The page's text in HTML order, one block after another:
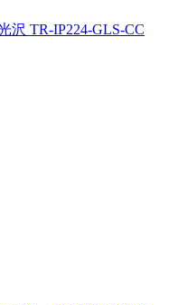
沢 TR-IP224-GLS-CC